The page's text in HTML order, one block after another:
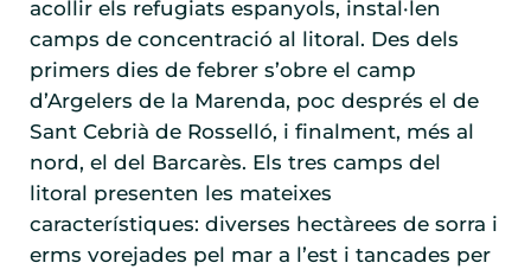
acollir els refugiats espanyols, instal·len
camps de concentració al litoral. Des dels
primers dies de febrer s’obre el camp
d’Argelers de la Marenda, poc després el de
Sant Cebrià de Rosselló, i finalment, més al
nord, el del Barcarès. Els tres camps del
litoral presenten les mateixes
característiques: diverses hectàrees de sorra i
erms vorejades pel mar a l’est i tancades per